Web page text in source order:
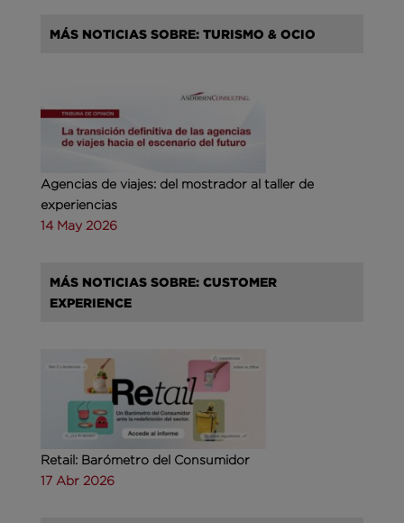
MÁS NOTICIAS SOBRE: TURISMO & OCIO
Agencias de viajes: del mostrador al taller de
experiencias
14 May 2026
MÁS NOTICIAS SOBRE: CUSTOMER
EXPERIENCE
Retail: Barómetro del Consumidor
17 Abr 2026